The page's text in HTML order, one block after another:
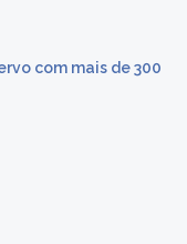
com mais de 300